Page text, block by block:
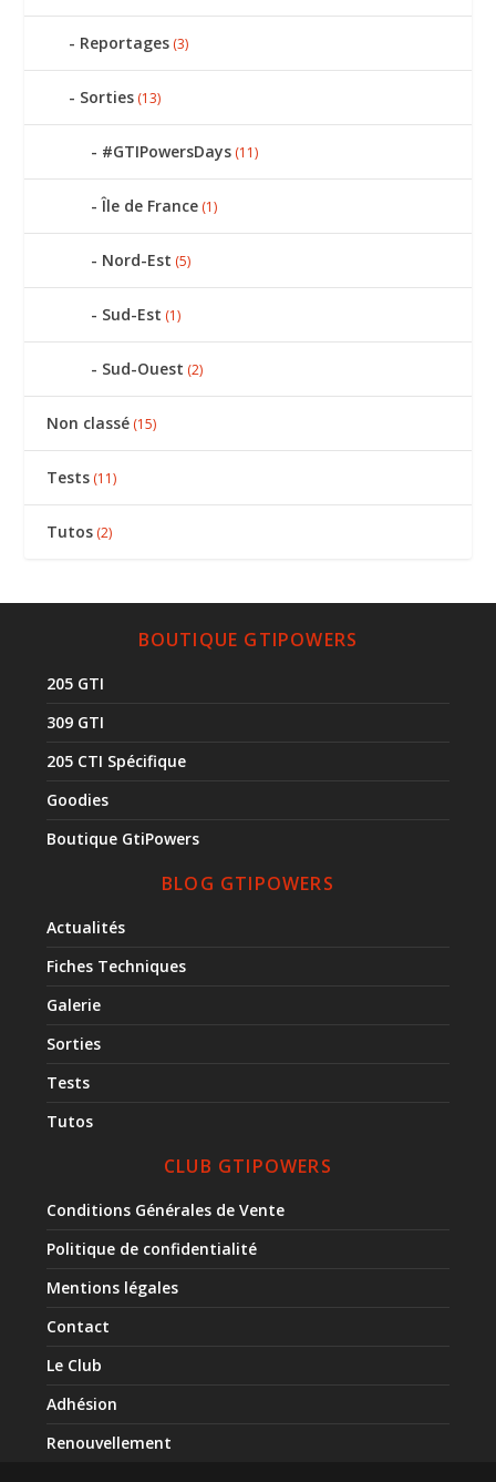
Reportages (3)
Sorties (13)
#GTIPowersDays (11)
Île de France (1)
Nord-Est (5)
Sud-Est (1)
Sud-Ouest (2)
Non classé (15)
Tests (11)
Tutos (2)
BOUTIQUE GTIPOWERS
205 GTI
309 GTI
205 CTI Spécifique
Goodies
Boutique GtiPowers
BLOG GTIPOWERS
Actualités
Fiches Techniques
Galerie
Sorties
Tests
Tutos
CLUB GTIPOWERS
Conditions Générales de Vente
Politique de confidentialité
Mentions légales
Contact
Le Club
Adhésion
Renouvellement